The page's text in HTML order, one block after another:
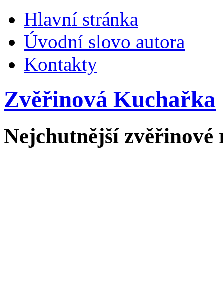
Hlavní stránka
Úvodní slovo autora
Kontakty
Zvěřinová Kuchařka
Nejchutnější zvěřinové